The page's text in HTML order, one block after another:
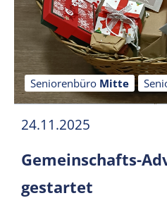
Seniorenbüro Mitte
24.11.2025
Gemeinschafts-
gestartet